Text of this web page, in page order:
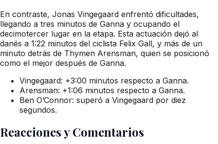
En contraste, Jonas Vingegaard enfrentó dificultades,
llegando a tres minutos de Ganna y ocupando el
decimotercer lugar en la etapa. Esta actuación dejó al
danés a 1:22 minutos del ciclista Felix Gall, y más de un
minuto detrás de Thymen Arensman, quien se posicionó
como el mejor después de Ganna.
Vingegaard: +3:00 minutos respecto a Ganna.
Arensman: +1:06 minutos respecto a Ganna.
Ben O’Connor: superó a Vingegaard por diez
segundos.
Reacciones y Comentarios